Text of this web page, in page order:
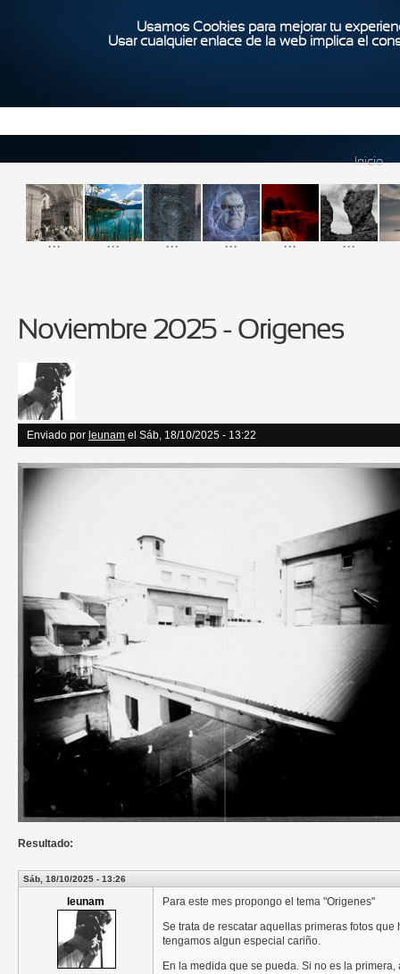
Usamos Cookies para mejorar tu
Usar cualquier enlace de la web implica el
Inicio
... ... ... ... ... ...
Noviembre 2025 - Origenes
Enviado por leunam el Sáb, 18/10/2025 - 13:22
Resultado:
Sáb, 18/10/2025 - 13:26
leunam
Para este mes propongo el tema "Origenes"
Se trata de rescatar aquellas primeras fotos
tengamos algun especial cariño.
En la medida que se pueda. Si no es la